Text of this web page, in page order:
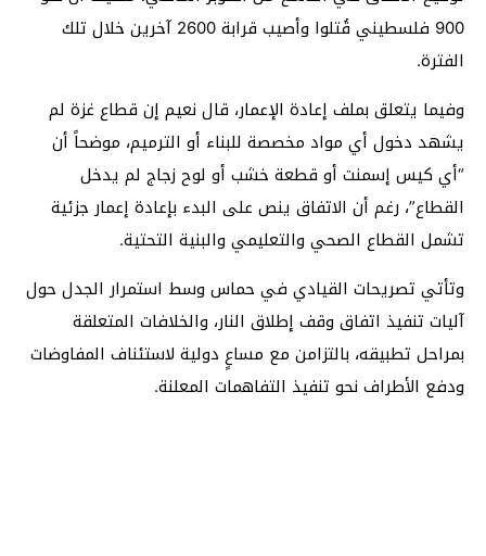
900 فلسطيني قُتلوا وأصيب قرابة 2600 آخرين خلال تلك
الفترة.
وفيما يتعلق بملف إعادة الإعمار، قال نعيم إن قطاع غزة لم
يشهد دخول أي مواد مخصصة للبناء أو الترميم، موضحاً أن
“أي كيس إسمنت أو قطعة خشب أو لوح زجاج لم يدخل
القطاع”، رغم أن الاتفاق ينص على البدء بإعادة إعمار جزئية
تشمل القطاع الصحي والتعليمي والبنية التحتية.
وتأتي تصريحات القيادي في حماس وسط استمرار الجدل حول
آليات تنفيذ اتفاق وقف إطلاق النار، والخلافات المتعلقة
بمراحل تطبيقه، بالتزامن مع مساعٍ دولية لاستئناف المفاوضات
ودفع الأطراف نحو تنفيذ التفاهمات المعلنة.